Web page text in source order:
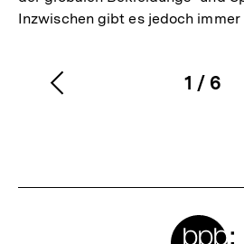
Inzwischen gibt es jedoch
1
von
/ 6
Vorherigen